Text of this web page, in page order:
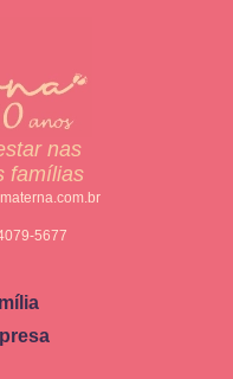
nas
famílias
5677